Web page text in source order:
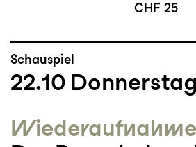
CHF 25
Schauspiel
22.10 Donnerstag
Wieder­aufnahme